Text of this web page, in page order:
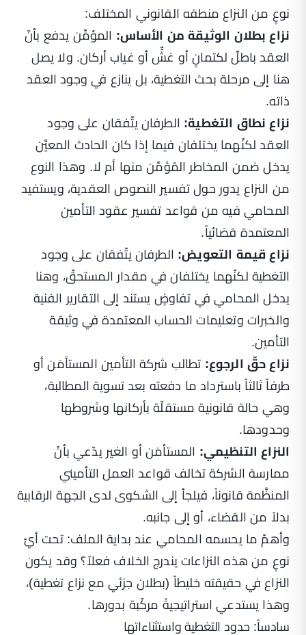
نوعٍ من النزاع منطقه القانوني المختلف:
نزاع بطلان الوثيقة من الأساس: المؤمِّن يدفع بأنّ
العقد باطلٌ لكتمانٍ أو غشٍّ أو غياب أركان. ولا يصل
هنا إلى مرحلة بحث التغطية، بل ينازع في وجود العقد
ذاته.
نزاع نطاق التغطية: الطرفان يتّفقان على وجود
العقد لكنّهما يختلفان فيما إذا كان الحادث المعيَّن
يدخل ضمن المخاطر المُؤمَّن منها أم لا. وهذا النوع
من النزاع يدور حول تفسير النصوص العقدية، ويستفيد
المحامي فيه من قواعد تفسير عقود التأمين
المعتمدة قضائياً.
نزاع قيمة التعويض: الطرفان يتّفقان على وجود
التغطية لكنّهما يختلفان في مقدار المستحقّ، وهنا
يدخل المحامي في تفاوضٍ يستند إلى التقارير الفنية
والخبرات وتعليمات الحساب المعتمدة في وثيقة
التأمين.
نزاع حقّ الرجوع: تطالب شركة التأمين المستأمَن أو
طرفاً ثالثاً باسترداد ما دفعته بعد تسوية المطالبة،
وهي حالة قانونية مستقلّة بأركانها وشروطها
وحدودها.
النزاع التنظيمي: المستأمَن أو الغير يدّعي بأنّ
ممارسة الشركة تخالف قواعد العمل التأميني
المنظَّمة قانوناً، فيلجأ إلى الشكوى لدى الجهة الرقابية
بدلاً من القضاء، أو إلى جانبه.
وأهمّ ما يحسمه المحامي عند بداية الملف: تحت أيّ
نوعٍ من هذه النزاعات يندرج الخلاف فعلاً؟ وقد يكون
النزاع في حقيقته خليطاً (بطلان جزئي مع نزاع تغطية)،
وهذا يستدعي استراتيجيةً مركّبة بدورها.
سادساً: حدود التغطية واستثناءاتها